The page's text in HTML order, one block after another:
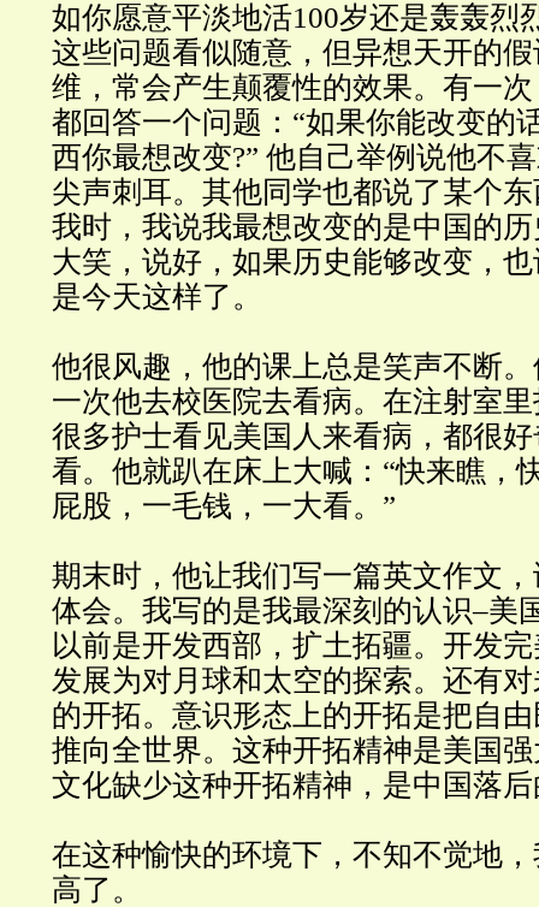
如你愿意平淡地活100岁还是轰轰烈
这些问题看似随意，但异想天开的
维，常会产生颠覆性的效果。有一
都回答一个问题：“如果你能改变的
西你最想改变?” 他自己举例说他不
尖声刺耳。其他同学也都说了某个
我时，我说我最想改变的是中国的
大笑，说好，如果历史能够改变，
是今天这样了。
他很风趣，他的课上总是笑声不断
一次他去校医院去看病。在注射室
很多护士看见美国人来看病，都很
看。他就趴在床上大喊：“快来瞧，
屁股，一毛钱，一大看。”
期末时，他让我们写一篇英文作文
体会。我写的是我最深刻的认识–美
以前是开发西部，扩土拓疆。开发
发展为对月球和太空的探索。还有
的开拓。意识形态上的开拓是把自
推向全世界。这种开拓精神是美国
文化缺少这种开拓精神，是中国落
在这种愉快的环境下，不知不觉地
高了。